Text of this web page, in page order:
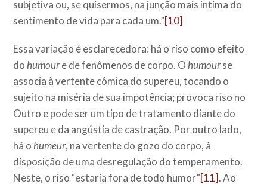
subjetiva ou, se quisermos, na junção mais íntima do
sentimento de vida para cada um.”[10]
Essa variação é esclarecedora: há o riso como efeito
dohumoure de fenômenos de corpo. Ohumourse
associa à vertente cômica do supereu, tocando o
sujeito na miséria de sua impotência; provoca riso no
Outro e pode ser um tipo de tratamento diante do
supereu e da angústia de castração. Por outro lado,
há ohumeur, na vertente do gozo do corpo, à
disposição de uma desregulação do temperamento.
Neste, o riso “estaria fora de todo humor”[11]. Ao